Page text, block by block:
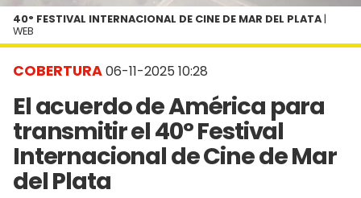
COBERTURA06-11-2025 10:28
El acuerdo de América para
transmitir el 40° Festival
Internacional de Cine de Mar
del Plata
40° FESTIVAL INTERNACIONAL DE CINE DE MAR DEL PLATA |
WEB